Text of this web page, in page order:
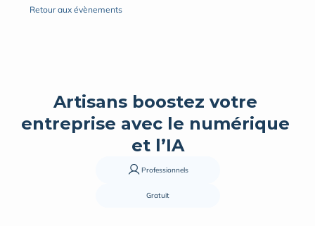
Retour aux évènements
Artisans boostez votre
entreprise avec le numérique
et l’IA
Professionnels
Gratuit